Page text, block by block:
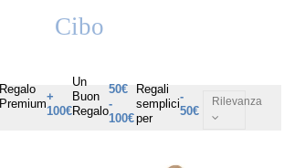
Cibo
Regalo
Premium
+
100€
Un
Buon
Regalo
50€
-
100€
Regali
semplici
per
-
50€
Rilevanza